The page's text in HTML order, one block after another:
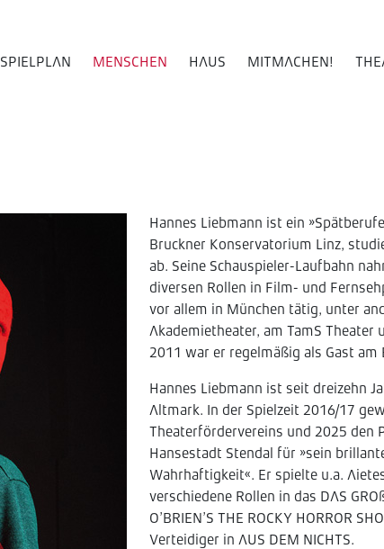
SPIELPLAN MENSCHEN HAUS MITMACHEN!
Hannes Liebmann ist ein
Bruckner Konservatorium Linz,
ab. Seine Schauspieler-Laufbahn
diversen Rollen in Film- und
vor allem in München tätig, unter
Akademietheater, am TamS
2011 war er regelmäßig als Gast
Hannes Liebmann ist seit dreizehn
Altmark. In der Spielzeit 2016/17
Theaterfördervereins und 2025 den
Hansestadt Stendal für »sein
Wahrhaftigkeit«. Er spielte u.a.
verschiedene Rollen in das DAS
O’BRIEN’S THE ROCKY HORROR
Verteidiger in AUS DEM NICHTS.